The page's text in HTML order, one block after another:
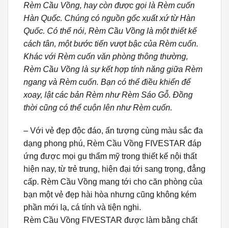
Rèm Cầu Vồng, hay còn được gọi là Rèm cuốn
Hàn Quốc. Chúng có nguồn gốc xuất xứ từ Hàn
Quốc. Có thể nói, Rèm Cầu Vồng là một thiết kế
cách tân, một bước tiến vượt bậc của Rèm cuốn.
Khác với Rèm cuốn văn phòng thông thường,
Rèm Cầu Vồng là sự kết hợp tính năng giữa Rèm
ngang và Rèm cuốn. Bạn có thể điều khiển để
xoay, lật các bản Rèm như Rèm Sáo Gỗ. Đồng
thời cũng có thể cuộn lên như Rèm cuốn.
– Với vẻ đẹp độc đáo, ấn tượng cùng màu sắc đa
dạng phong phú, Rèm Cầu Vồng FIVESTAR đáp
ứng được mọi gu thẩm mỹ trong thiết kế nội thất
hiện nay, từ trẻ trung, hiện đại tới sang trọng, đẳng
cấp. Rèm Cầu Vồng mang tới cho căn phòng của
bạn một vẻ đẹp hài hòa nhưng cũng không kém
phần mới lạ, cá tính và tiện nghi.
Rèm Cầu Vồng FIVESTAR được làm bằng chất